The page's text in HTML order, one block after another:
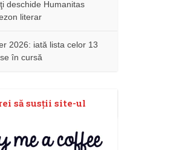
deschide Humanitas
literar
2026: iată lista celor 13
în cursă
să susţii site-ul